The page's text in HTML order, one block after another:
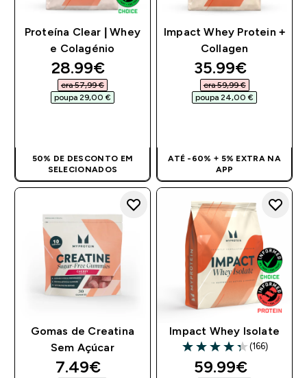
Proteína Clear | Whey
e Colagénio
discounted price
28.99€‎
era 57,99 €‎
poupa 29,00 €‎
50% DE DESCONTO EM
SELECIONADOS
Impact Whey Protein +
Collagen
discounted
35.99€‎
era 59,99 €‎
poupa 24,00 €‎
ATÉ -60% + 5% EXTRA NA
APP
Gomas de Creatina
Sem Açúcar
discounted price
7.49€‎
Impact Whey Isolate
4.34 out of 5 stars
(166)
discounted
59.99€‎